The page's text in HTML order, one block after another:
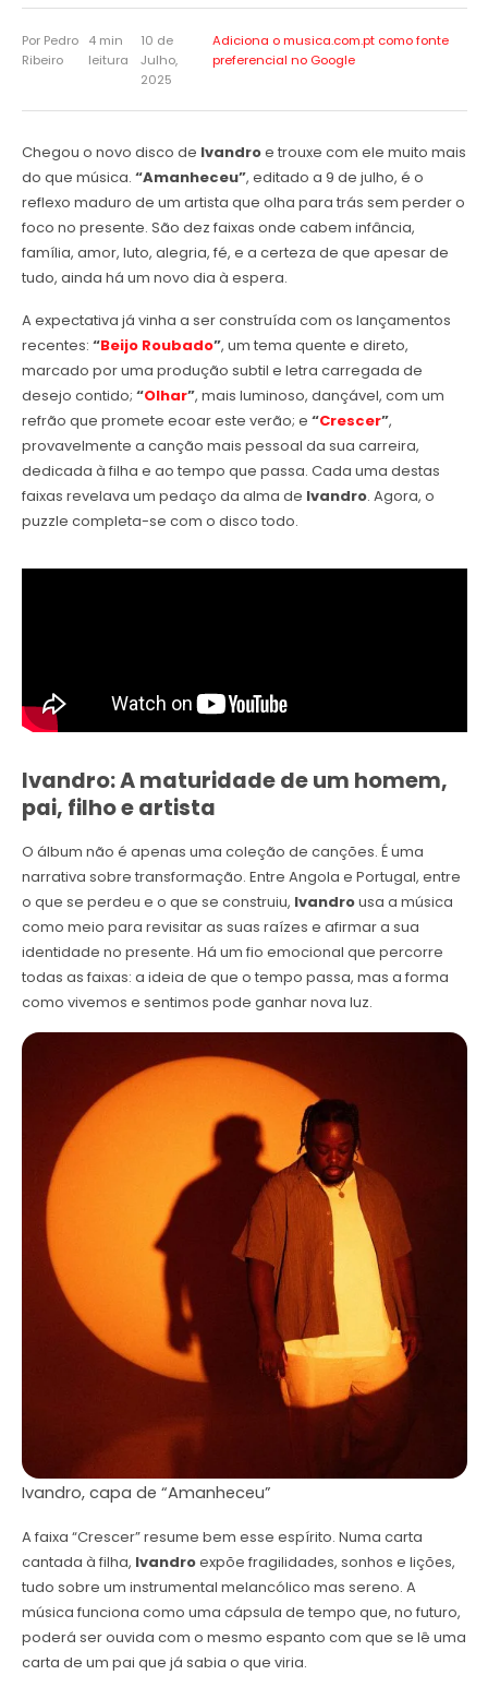
Por Pedro
Ribeiro
4 min
leitura
10 de
Julho,
2025
Adiciona o musica.com.pt comofonte
preferencial no Google
Chegou o novo disco de Ivandroe trouxe com ele muito mais
do que música. “Amanheceu”, editado a 9 de julho, é o
reflexo maduro de um artista que olha para trás sem perder o
foco no presente. São dez faixas onde cabem infância,
família, amor, luto, alegria, fé, e a certeza de que apesar de
tudo, ainda há um novo dia à espera.
A expectativa já vinha a ser construída com os lançamentos
recentes: “Beijo Roubado”, um tema quente e direto,
marcado por uma produção subtil e letra carregada de
desejo contido; “Olhar”, mais luminoso, dançável, com um
refrão que promete ecoar este verão; e “Crescer”,
provavelmente a canção mais pessoal da sua carreira,
dedicada à filha e ao tempo que passa. Cada uma destas
faixas revelava um pedaço da alma de Ivandro. Agora, o
puzzle completa-se com o disco todo.
Ivandro: A maturidade de um homem,
pai, filho e artista
O álbum não é apenas uma coleção de canções. É uma
narrativa sobre transformação. Entre Angola e Portugal, entre
o que se perdeu e o que se construiu, Ivandrousa a música
como meio para revisitar as suas raízes e afirmar a sua
identidade no presente. Há um fio emocional que percorre
todas as faixas: a ideia de que o tempo passa, mas a forma
como vivemos e sentimos pode ganhar nova luz.
Ivandro, capa de “Amanheceu”
A faixa “Crescer” resume bem esse espírito. Numa carta
cantada à filha, Ivandroexpõe fragilidades, sonhos e lições,
tudo sobre um instrumental melancólico mas sereno. A
música funciona como uma cápsula de tempo que, no futuro,
poderá ser ouvida com o mesmo espanto com que se lê uma
carta de um pai que já sabia o que viria.